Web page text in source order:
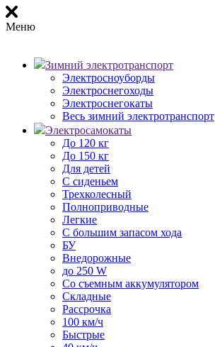
Меню
Зимний электротранспорт
Электросноуборды
Электроснегоходы
Электроснегокаты
Весь зимний электротранспорт
Электросамокаты
До 120 кг
До 150 кг
Для детей
С сиденьем
Трехколесный
Полноприводные
Легкие
С большим запасом хода
БУ
Внедорожные
до 250 W
Со съемным аккумулятором
Складные
Рассрочка
100 км/ч
Быстрые